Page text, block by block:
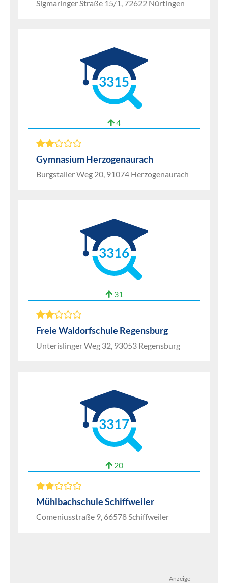
Sigmaringer Straße 15/1, 72622 Nürtingen
3315
4
Gymnasium Herzogenaurach
Burgstaller Weg 20, 91074 Herzogenaurach
3316
31
Freie Waldorfschule Regensburg
Unterislinger Weg 32, 93053 Regensburg
3317
20
Mühlbachschule Schiffweiler
Comeniusstraße 9, 66578 Schiffweiler
Anzeige